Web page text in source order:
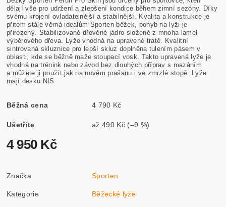
dělají vše pro udržení a zlepšení kondice během zimní sezóny. Díky
svému krojení ovladatelnější a stabilnější. Kvalita a konstrukce je
přitom stále věrná ideálům Sporten běžek, pohyb na lyži je
přirozený. Stabilizované dřevěné jádro složené z mnoha lamel
výběrového dřeva. Lyže vhodná na upravené tratě. Kvalitní
sintrovaná skluznice pro lepší skluz doplněna tulením pásem v
oblasti, kde se běžně maže stoupací vosk. Takto upravená lyže je
vhodná na trénink nebo závod bez dlouhých příprav s mazáním
a můžete ji použít jak na novém prašanu i ve zmrzlé stopě. Lyže
mají desku NIS
Běžná cena 4 790 Kč
Ušetříte až490 Kč (–9 %)
4 950 Kč
Značka Sporten
Kategorie Běžecké lyže